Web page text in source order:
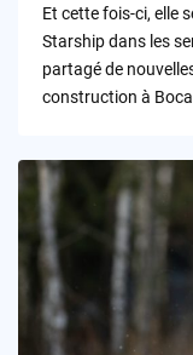
Et cette fois-ci, elle
Starship dans les
partagé de
construction à